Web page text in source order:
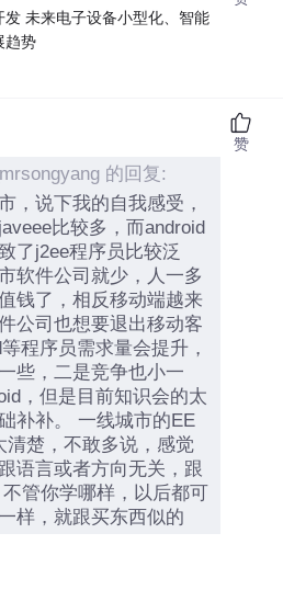
未来电子设备小型化、智能
趋势
的回复:
，说下我的自我感受，
比较多，而android
了j2ee程序员比较泛
软件公司就少，人一多
钱了，相反移动端越来
公司也想要退出移动客
程序员需求量会提升，
些，二是竞争也小一
，但是目前知识会的太
补补。 一线城市的EE
清楚，不敢多说，感觉
语言或者方向无关，跟
管你学哪样，以后都可
样，就跟买东西似的
赞